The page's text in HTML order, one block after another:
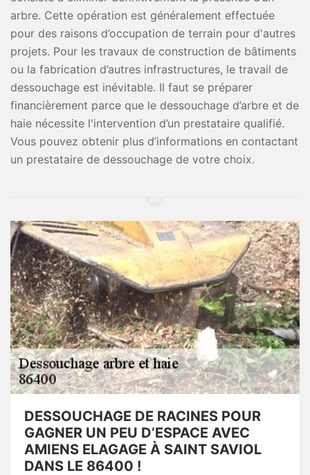
arbre. Cette opération est généralement effectuée
pour des raisons d’occupation de terrain pour d'autres
projets. Pour les travaux de construction de bâtiments
ou la fabrication d’autres infrastructures, le travail de
dessouchage est inévitable. Il faut se préparer
financièrement parce que le dessouchage d’arbre et de
haie nécessite l'intervention d’un prestataire qualifié.
Vous pouvez obtenir plus d’informations en contactant
un prestataire de dessouchage de votre choix.
DESSOUCHAGE DE RACINES POUR
GAGNER UN PEU D’ESPACE AVEC
AMIENS ELAGAGE À SAINT SAVIOL
DANS LE 86400 !